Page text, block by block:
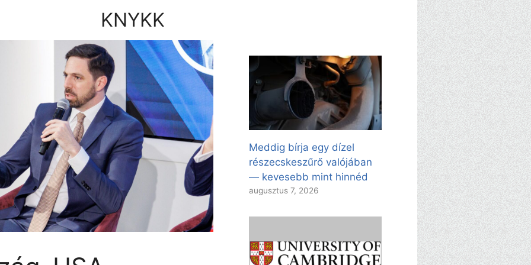
KNYKK
Meddig bírja egy dízel
részecskeszűrő valójában
— kevesebb mint hinnéd
augusztus 7, 2026